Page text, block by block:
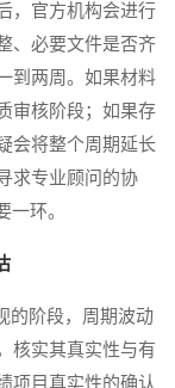
，官方机构会进行
、必要文件是否齐
到两周。如果材料
审核阶段；如果存
会将整个周期延长
求专业顾问的协
一环。
阶段，周期波动
核实其真实性与有
项目真实性的确认